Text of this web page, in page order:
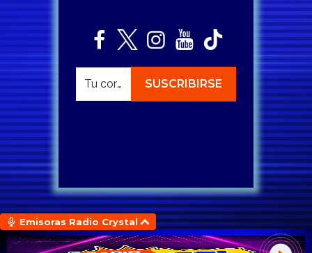
Emisoras Radio Crystal